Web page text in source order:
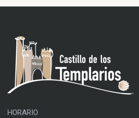
HORARIO